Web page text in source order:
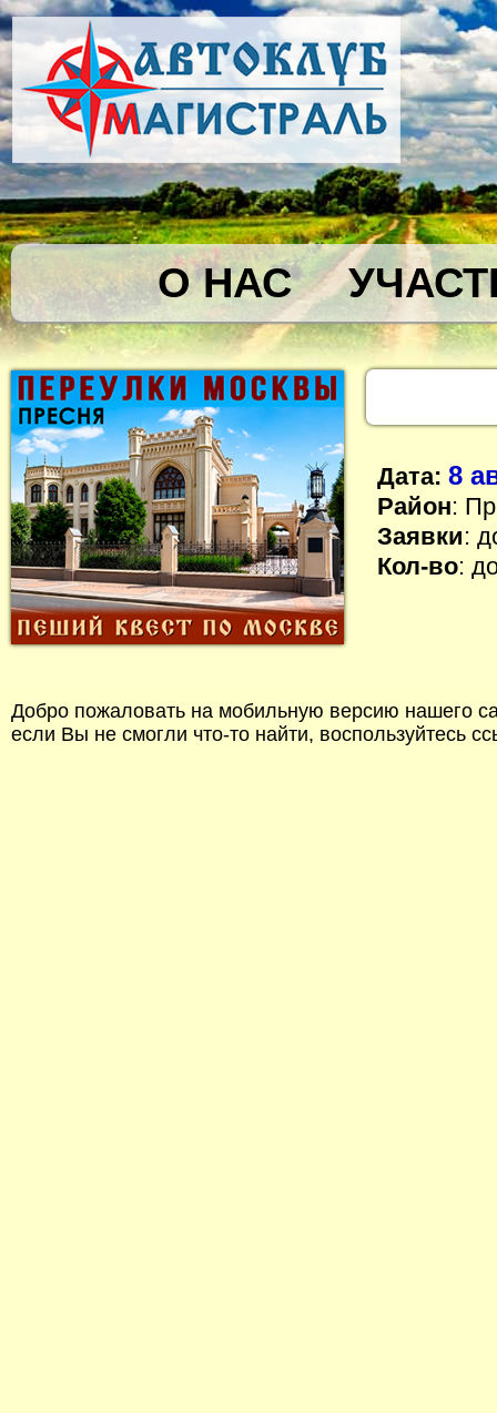
О НАС
Дата: 8
Район:
Заявки:
Кол-во:
Добро пожаловать на мобильную версию нашего
если Вы не смогли что-то найти, воспользуйтесь